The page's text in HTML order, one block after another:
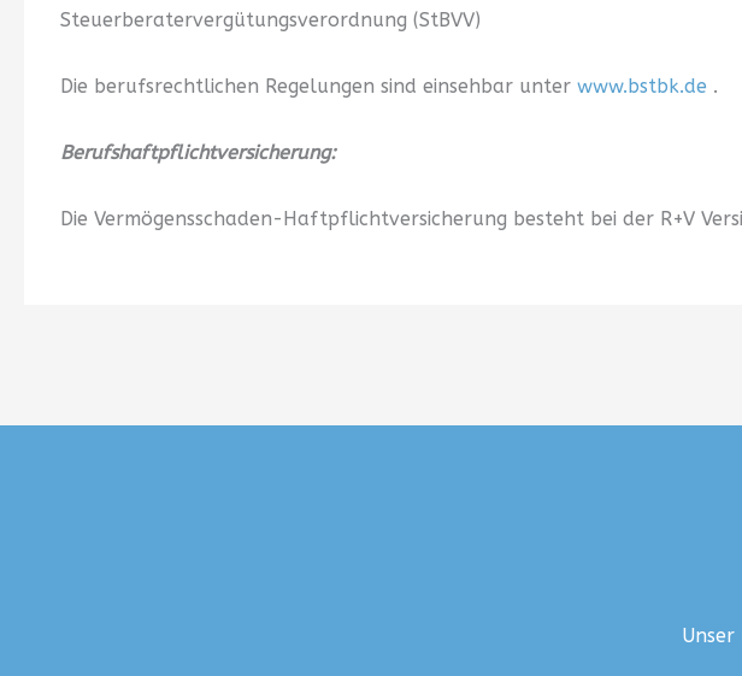
Steuerberatervergütungsverordnung (StBVV)
Die berufsrechtlichen Regelungen sind einsehbar unter www.bstbk.de .
Berufshaftpflichtversicherung:
Die Vermögensschaden-Haftpflichtversicherung besteht bei der R+V